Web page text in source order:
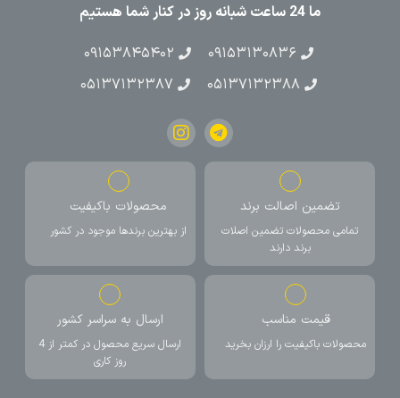
ما 24 ساعت شبانه روز در کنار شما هستیم
۰۹۱۵۳۱۳۰۸۳۶
۰۹۱۵۳۸۴۵۴۰۲
۰۵۱۳۷۱۳۲۳۸۸
۰۵۱۳۷۱۳۲۳۸۷
تضمین اصالت برند
تمامی محصولات تضمین اصلات
برند دارند
محصولات باکیفیت
از بهترین برندها موجود در کشور
قیمت مناسب
محصولات باکیفیت را ارزان بخرید
ارسال به سراسر کشور
ارسال سریع محصول در کمتر از 4
روز کاری